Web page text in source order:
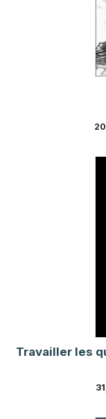
Travailler les